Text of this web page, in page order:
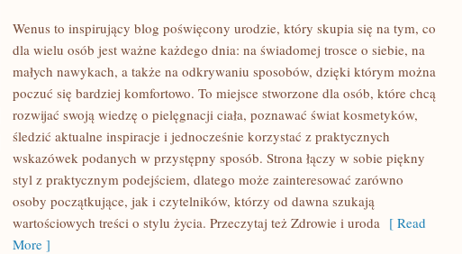
NOWOŚCI
KOSMETYCZNE
Wenus to inspirujący blog poświęcony urodzie, który skupia się na tym, co
dla wielu osób jest ważne każdego dnia: na świadomej trosce o siebie, na
małych nawykach, a także na odkrywaniu sposobów, dzięki którym można
poczuć się bardziej komfortowo. To miejsce stworzone dla osób, które chcą
rozwijać swoją wiedzę o pielęgnacji ciała, poznawać świat kosmetyków,
śledzić aktualne inspiracje i jednocześnie korzystać z praktycznych
wskazówek podanych w przystępny sposób. Strona łączy w sobie piękny
styl z praktycznym podejściem, dlatego może zainteresować zarówno
osoby początkujące, jak i czytelników, którzy od dawna szukają
wartościowych treści o stylu życia. Przeczytaj też Zdrowie i uroda [ Read
More ]